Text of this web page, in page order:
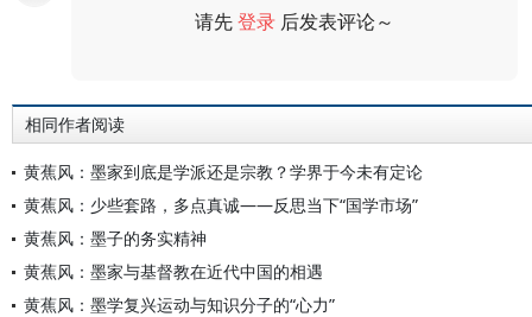
请先登录 后发表评论～
相同作者阅读
黄蕉风：墨家到底是学派还是宗教？学界于今未有定论
黄蕉风：少些套路，多点真诚——反思当下“国学市场”
黄蕉风：墨子的务实精神
黄蕉风：墨家与基督教在近代中国的相遇
黄蕉风：墨学复兴运动与知识分子的“心力”